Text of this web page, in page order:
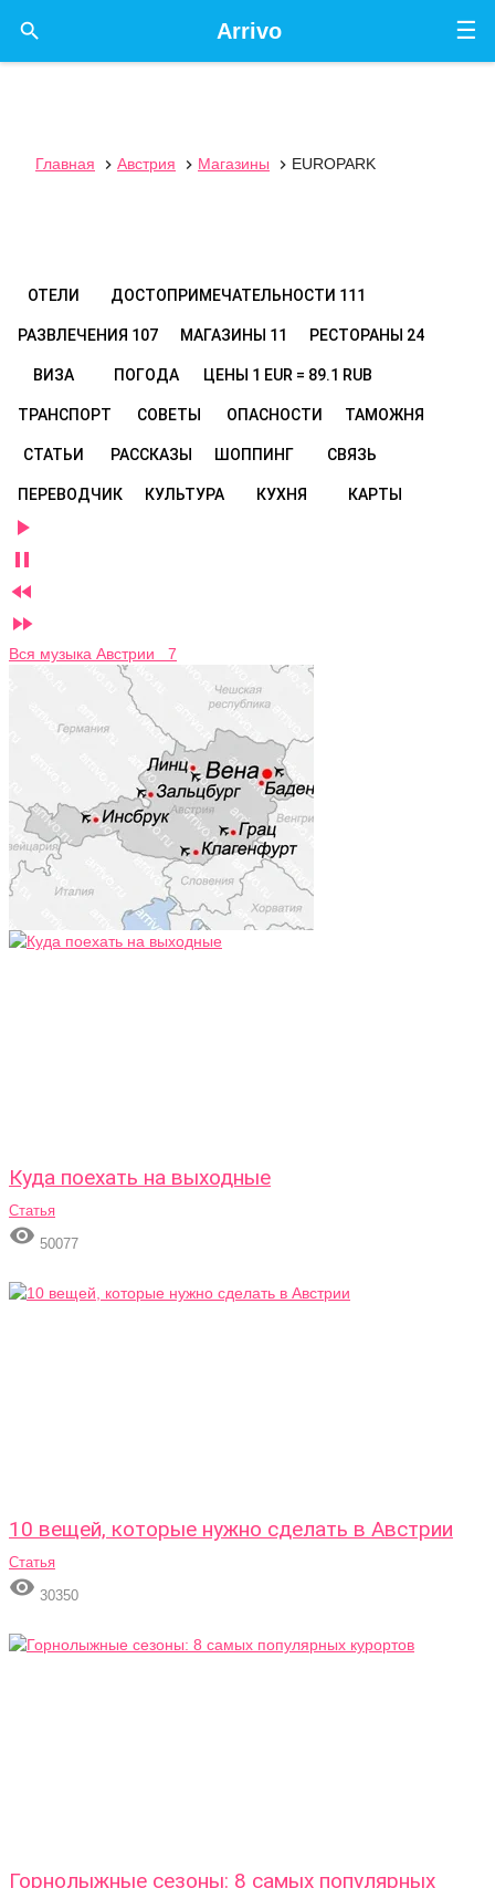
☰
Arrivo

Главная  Австрия  Магазины  EUROPARK
ОТЕЛИ ДОСТОПРИМЕЧАТЕЛЬНОСТИ 111
РАЗВЛЕЧЕНИЯ 107 МАГАЗИНЫ 11 РЕСТОРАНЫ 24
ВИЗА ПОГОДА ЦЕНЫ 1 EUR = 89.1 RUB
ТРАНСПОРТ СОВЕТЫ ОПАСНОСТИ ТАМОЖНЯ
СТАТЬИ РАССКАЗЫ ШОППИНГ СВЯЗЬ
ПЕРЕВОДЧИК КУЛЬТУРА КУХНЯ КАРТЫ




Вся музыка Австрии 7
Куда поехать на выходные
Статья
 50077
10 вещей, которые нужно сделать в Австрии
Статья
 30350
Горнолыжные сезоны: 8 самых популярных